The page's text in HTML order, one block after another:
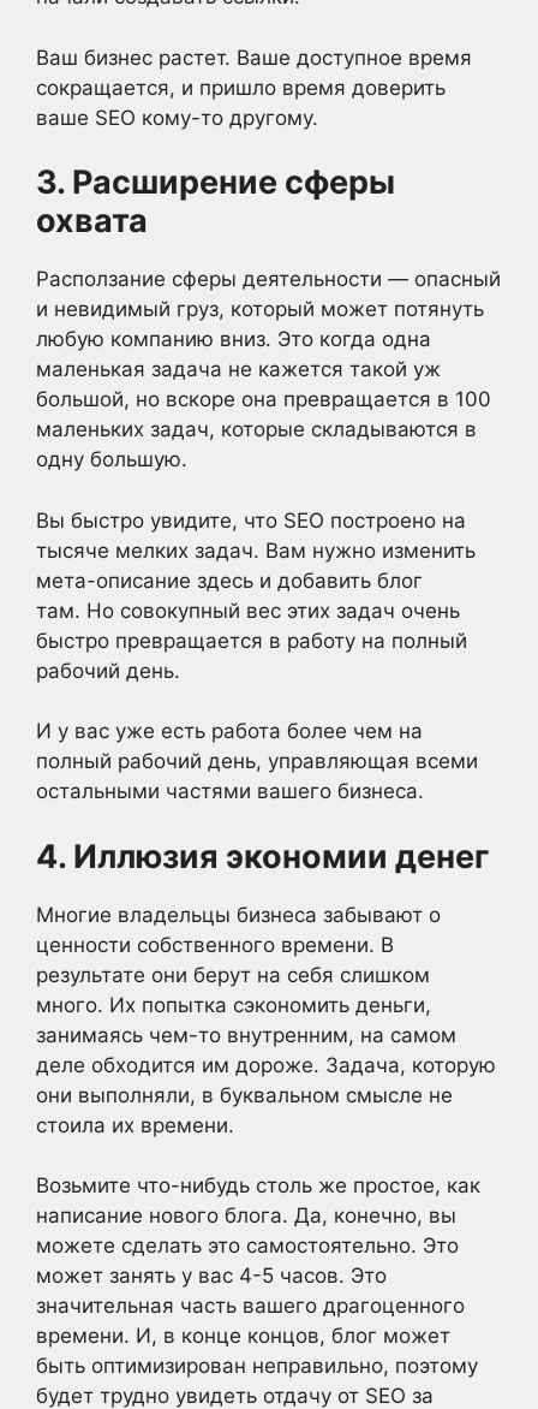
Ваш бизнес растет. Ваше доступное время
сокращается, и пришло время доверить
ваше SEO кому-то другому.
3. Расширение сферы
охвата
Расползание сферы деятельности — опасный
и невидимый груз, который может потянуть
любую компанию вниз. Это когда одна
маленькая задача не кажется такой уж
большой, но вскоре она превращается в 100
маленьких задач, которые складываются в
одну большую.
Вы быстро увидите, что SEO построено на
тысяче мелких задач. Вам нужно изменить
мета-описание здесь и добавить блог
там. Но совокупный вес этих задач очень
быстро превращается в работу на полный
рабочий день.
И у вас уже есть работа более чем на
полный рабочий день, управляющая всеми
остальными частями вашего бизнеса.
4. Иллюзия экономии денег
Многие владельцы бизнеса забывают о
ценности собственного времени. В
результате они берут на себя слишком
много. Их попытка сэкономить деньги,
занимаясь чем-то внутренним, на самом
деле обходится им дороже. Задача, которую
они выполняли, в буквальном смысле не
стоила их времени.
Возьмите что-нибудь столь же простое, как
написание нового блога. Да, конечно, вы
можете сделать это самостоятельно. Это
может занять у вас 4-5 часов. Это
значительная часть вашего драгоценного
времени. И, в конце концов, блог может
быть оптимизирован неправильно, поэтому
будет трудно увидеть отдачу от SEO за